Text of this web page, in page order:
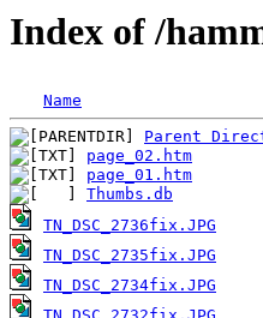
Index of /
Name
Parent
page_02.htm
page_01.htm
Thumbs.db
TN_DSC_2736fix.JPG
TN_DSC_2735fix.JPG
TN_DSC_2734fix.JPG